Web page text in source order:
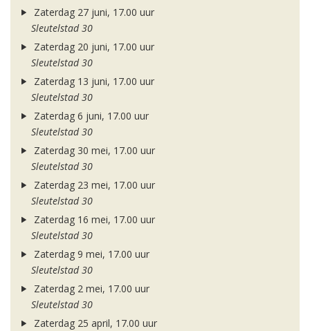
Zaterdag 27 juni, 17.00 uur
Sleutelstad 30
Zaterdag 20 juni, 17.00 uur
Sleutelstad 30
Zaterdag 13 juni, 17.00 uur
Sleutelstad 30
Zaterdag 6 juni, 17.00 uur
Sleutelstad 30
Zaterdag 30 mei, 17.00 uur
Sleutelstad 30
Zaterdag 23 mei, 17.00 uur
Sleutelstad 30
Zaterdag 16 mei, 17.00 uur
Sleutelstad 30
Zaterdag 9 mei, 17.00 uur
Sleutelstad 30
Zaterdag 2 mei, 17.00 uur
Sleutelstad 30
Zaterdag 25 april, 17.00 uur